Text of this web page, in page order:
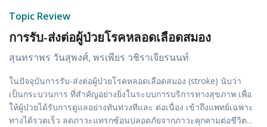
Topic Review
การรับ-ส่งต่อผู้ป่วยโรคหลอดเลือดสมอง
สุนทราพร วันสุพงศ์, พรเพียร วชิราเจียรนนท์
ในปัจจุบันการรับ-ส่งต่อผู้ป่วยโรคหลอดเลือดสมอง (stroke) นับว่า
เป็นกระบวนการ ที่สำคัญอย่างยิ่งในระบบการบริการทางสุขภาพ เพื่อ
ให้ผู้ป่วยได้รับการดูแลอย่างทันท่วงทีและ ต่อเนื่อง เข้าถึงแพทย์เฉพาะ
ทางได้รวดเร็ว ลดภาวะแทรกซ้อนปลอดภัยจากภาวะคุกคามต่อชีวิต...